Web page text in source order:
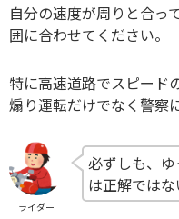
自分の速度が周りと合っ
囲に合わせてください。
特に高速道路でスピード
煽り運転だけでなく警察
ライダー
必ずしも、
は正解では